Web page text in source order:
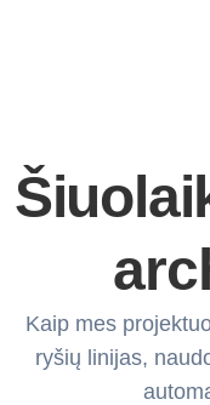
Kaip mes
ryšių linijas,